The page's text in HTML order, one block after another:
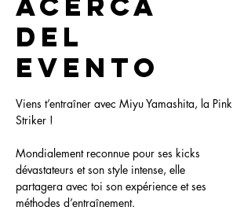
del
evento
Viens t’entraîner avec Miyu Yamashita, la Pink
Striker !
Mondialement reconnue pour ses kicks
dévastateurs et son style intense, elle
partagera avec toi son expérience et ses
méthodes d’entraînement.